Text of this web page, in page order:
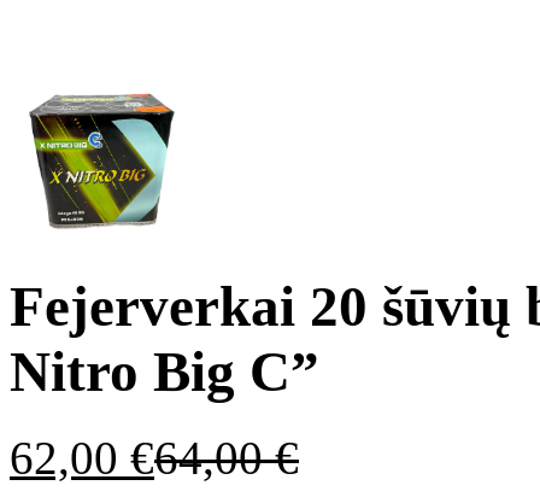
Fejerverkai 20 šūvių
Nitro Big C”
62,00 €64,00€